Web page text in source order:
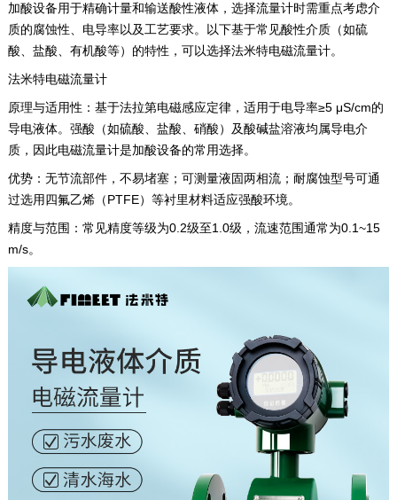
加酸设备用于精确计量和输送酸性液体，选择流量计时需重点考虑介
质的腐蚀性、电导率以及工艺要求。以下基于常见酸性介质（如硫
酸、盐酸、有机酸等）的特性，可以选择法米特‌电磁流量计‌。
‌‌法米特‌电磁流量计‌
‌原理与适用性‌：基于法拉第电磁感应定律，适用于电导率≥5 μS/cm的
导电液体。强酸（如硫酸、盐酸、硝酸）及酸碱盐溶液均属导电介
质，因此电磁流量计是加酸设备的常用选择。‌
‌优势‌：无节流部件，不易堵塞；可测量液固两相流；耐腐蚀型号可通
过选用四氟乙烯（PTFE）等衬里材料适应强酸环境。‌
‌精度与范围‌：常见精度等级为0.2级至1.0级，流速范围通常为0.1~15
m/s。‌